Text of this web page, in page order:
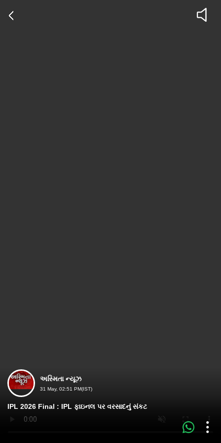
અસ્મિતા ન્યૂઝ
31 May, 02:51 PM(IST)
IPL 2026 Final : IPL ફાઇનલ પર વરસાદનું સંકટ